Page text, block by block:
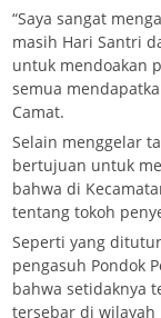
“Saya sangat
masih Hari Santri
untuk mendoakan
semua
Camat.
Selain menggelar
bertujuan untuk
bahwa di
tentang tokoh
Seperti yang
pengasuh Pondok
bahwa setidaknya
tersebar di wilayah